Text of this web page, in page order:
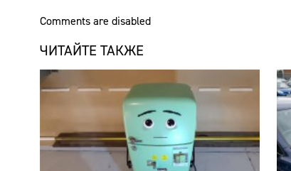
Comments are disabled
ЧИТАЙТЕ ТАКЖЕ